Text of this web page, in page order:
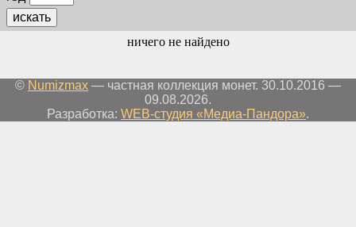
искать
ничего не найдено
© Numizmax — частная коллекция монет. 30.10.2016 —
09.08.2026.
Разработка: WEB-студия «Медиа-Пандора».